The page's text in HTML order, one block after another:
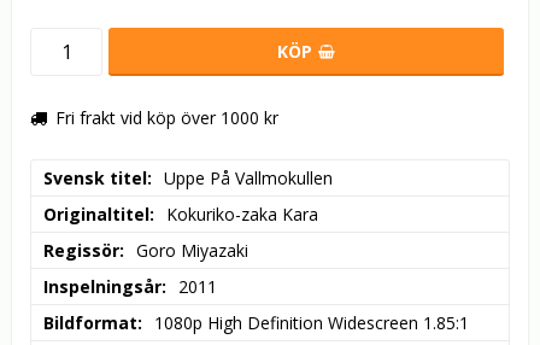
KÖP
Fri frakt vid köp över 1000 kr
Svensk titel
Uppe På Vallmokullen
Originaltitel
Kokuriko-zaka Kara
Regissör
Goro Miyazaki
Inspelningsår
2011
Bildformat
1080p High Definition Widescreen 1.85:1